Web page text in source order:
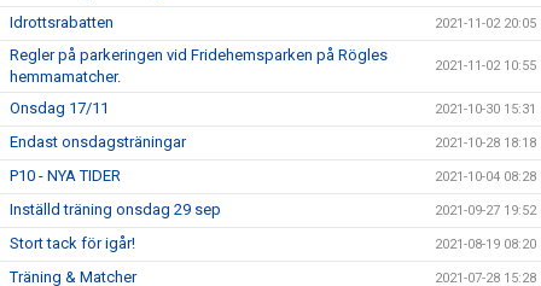
Idrottsrabatten 2021-11-02 20:05
Regler på parkeringen vid Fridehemsparken på Rögles
hemmamatcher.
2021-11-02 10:55
Onsdag 17/11 2021-10-30 15:31
Endast onsdagsträningar 2021-10-28 18:18
P10 - NYA TIDER 2021-10-04 08:28
Inställd träning onsdag 29 sep 2021-09-27 19:52
Stort tack för igår! 2021-08-19 08:20
Träning & Matcher 2021-07-28 15:28